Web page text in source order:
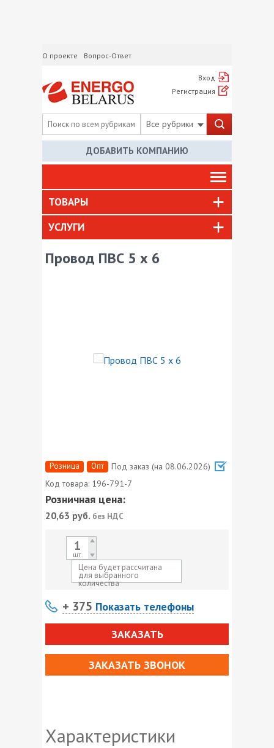
О проекте Вопрос-Ответ
Вход
Регистрация
Все рубрики
ДОБАВИТЬ КОМПАНИЮ
ТОВАРЫ
УСЛУГИ
Провод ПВС 5 х 6
Розница Опт
Под заказ (на 08.06.2026)
Код товара: 196-791-7
Розничная цена:
20,63 руб. без НДС
шт.
Цена будет рассчитана
для выбранного
количества
+ 375 Показать телефоны
ЗАКАЗАТЬ
ЗАКАЗАТЬ ЗВОНОК
Характеристики